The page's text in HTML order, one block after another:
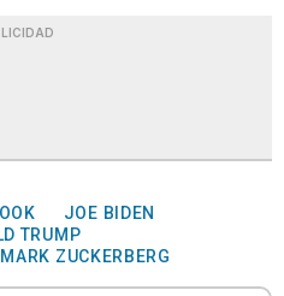
JOE BIDEN
TRUMP
MARK ZUCKERBERG